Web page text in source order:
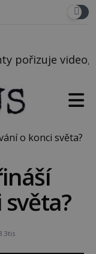
před
o konci světa?